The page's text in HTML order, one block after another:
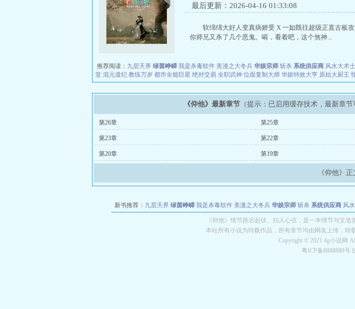
最后更新：2026-04-16 01:33:08
软绵绵大好人变真病娇受 X 一如既往超级正直古
你师兄又杀了几个恶鬼。嗬，看着吧，这个煞神...
推荐阅读： 九层天界 绿茵峥嵘 我是杀毒软件 美漫之大冬兵 华娱宗师 斩杀 系统供应商 风水大术士
堂 混元道纪 教练万岁 都市全能巨星 绝对交易 全职武神 位面复制大师 华娱特效大亨 原始大厨王
《仰他》最新章节 （提示：已启用缓存技术，最新章
第26章 第25章
第23章 第22章
第20章 第19章
《仰他》正
新书推荐： 九层天界 绿茵峥嵘 我是杀毒软件 美漫之大冬兵 华娱宗师 斩杀 系统供应商 风
都市全能巨星 绝对交易 全职武神 位面复制大师 华娱特
长别打脸
《仰他》情节跌宕起伏、扣人心弦，是一本情节与文笔
本站所有小说为转载作品，所有章节均由网友上传，转
Copyright © 2021 4g小说网
粤ICP备8888888号